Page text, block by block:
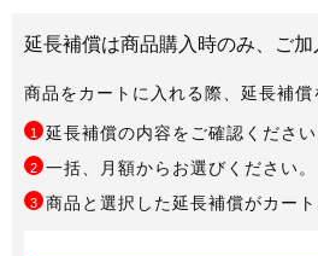
延長補償は商品購入時のみ、ご加
商品をカートに入れる際、延長補償
1 延長補償の内容をご確認ください
2 一括、月額からお選びください。
3 商品と選択した延長補償がカート